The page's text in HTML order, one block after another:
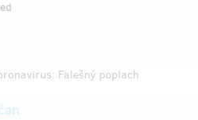
Falešný poplach